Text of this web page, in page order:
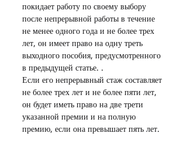
покидает работу по своему выбору
после непрерывной работы в течение
не менее одного года и не более трех
лет, он имеет право на одну треть
выходного пособия, предусмотренного
в предыдущей статье. .
Если его непрерывный стаж составляет
не более трех лет и не более пяти лет,
он будет иметь право на две трети
указанной премии и на полную
премию, если она превышает пять лет.